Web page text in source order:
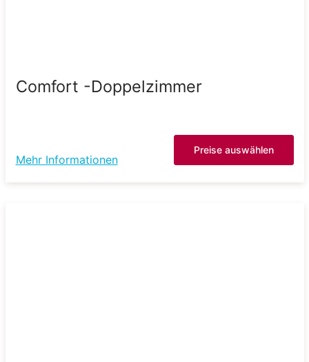
Comfort -Doppelzimmer
Mehr Informationen
Preise auswählen